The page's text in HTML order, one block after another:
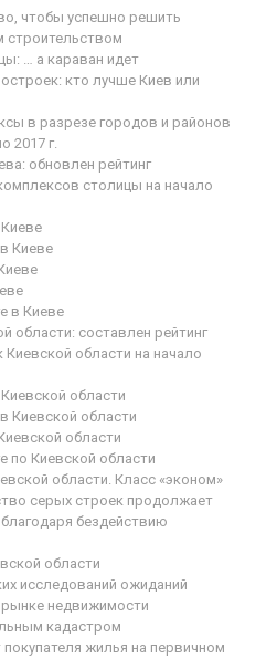
чтобы успешно решить
… а караван идет
кто лучше Киев или
в разрезе городов и районов
2017 г.
обновлен рейтинг
столицы на начало
Киеве
в Киеве
области: составлен рейтинг
области на начало
области
Киевской области
области
по Киевской области
области. Класс «эконом»
серых строек продолжает
бездействию
области
исследований ожиданий
рынке недвижимости
кадастром
жилья на первичном